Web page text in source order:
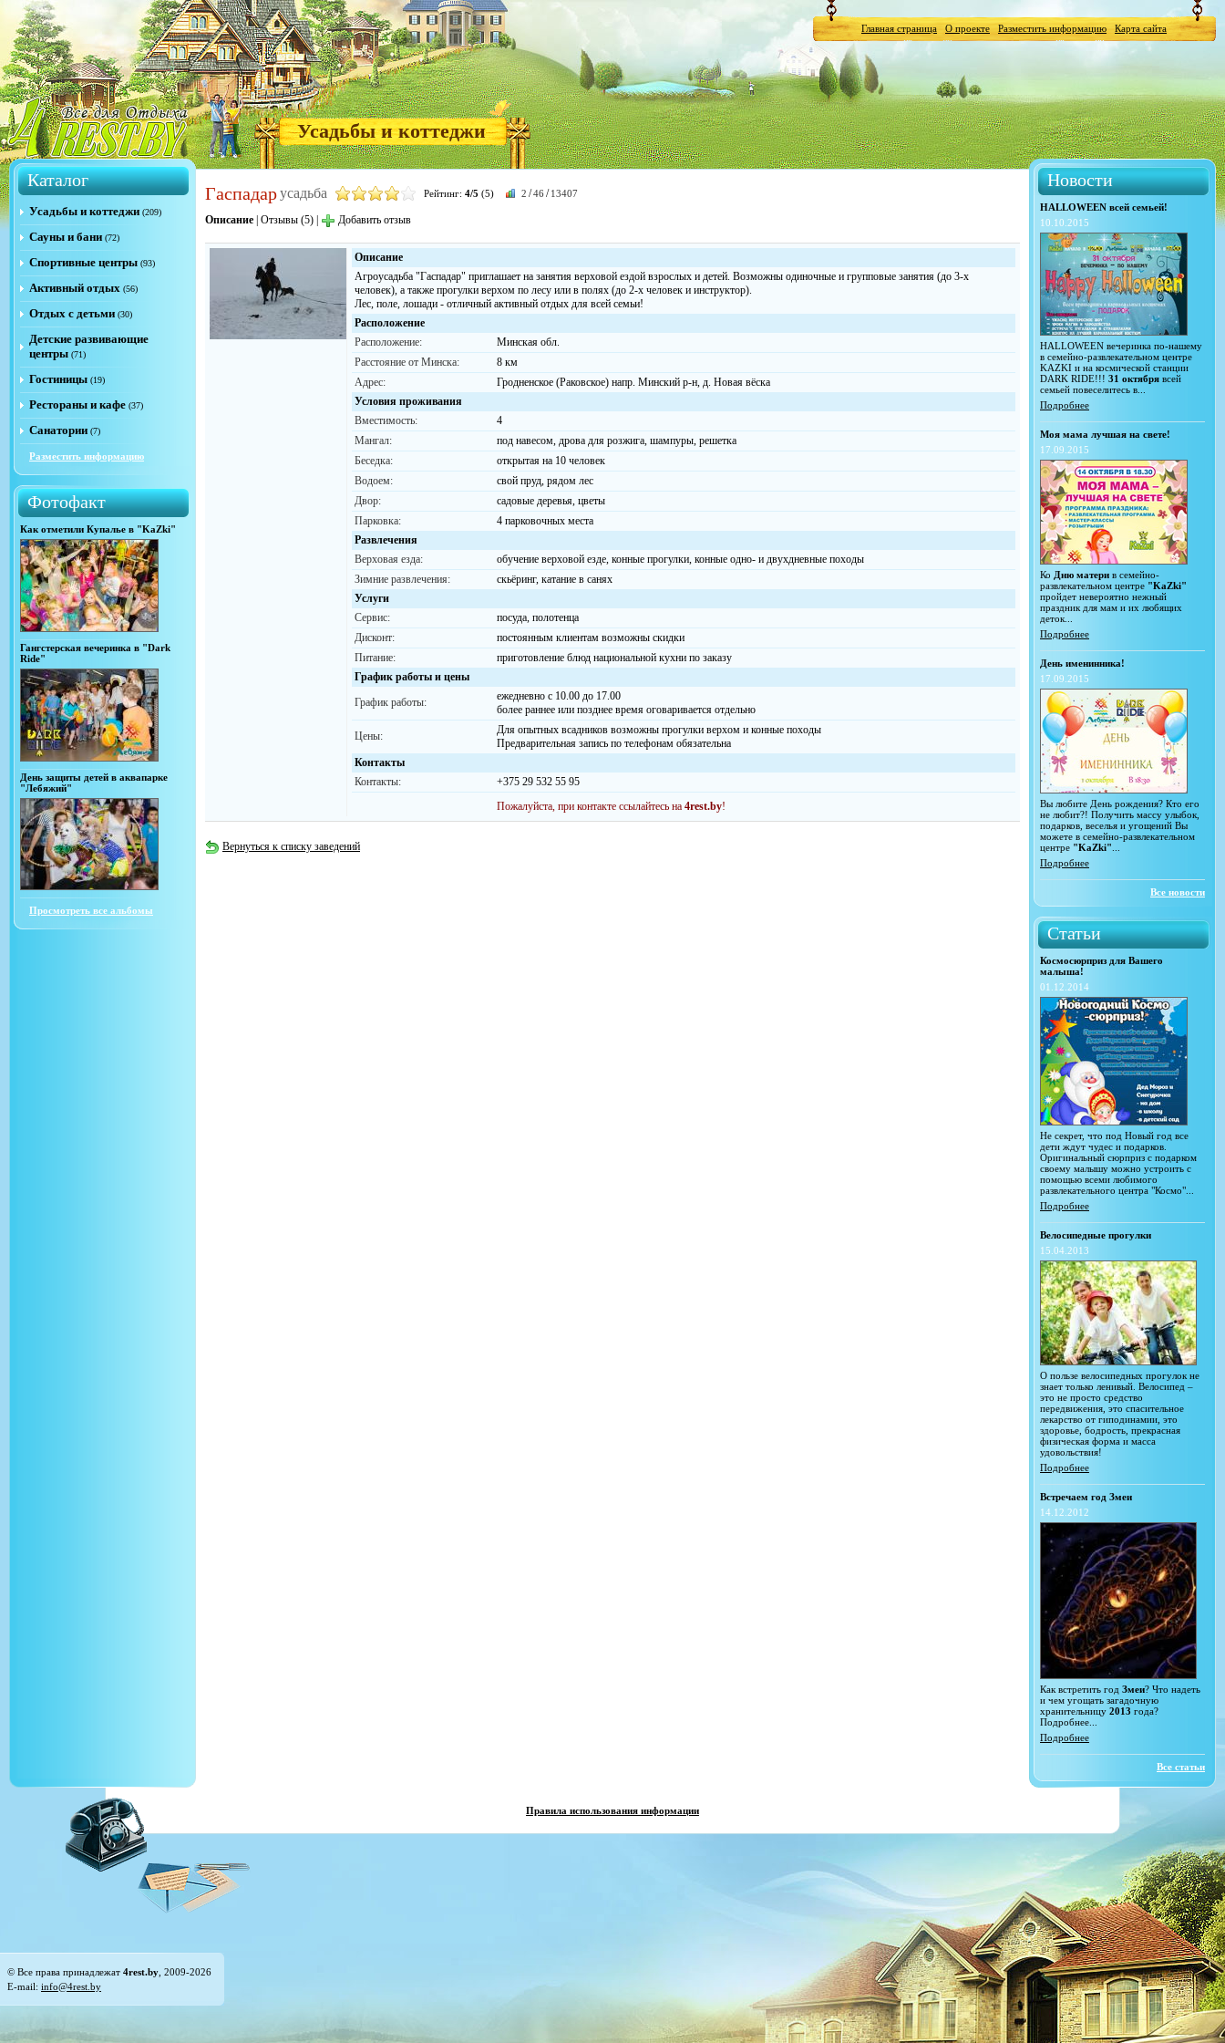
Главная страница О проекте Разместить информацию Карта сайта
Усадьбы и коттеджи
Каталог
Усадьбы и коттеджи (209)
Сауны и бани (72)
Спортивные центры (93)
Активный отдых (56)
Отдых с детьми (30)
Детские развивающие
центры (71)
Гостиницы (19)
Рестораны и кафе (37)
Санатории (7)
Разместить информацию
Фотофакт
Как отметили Купалье в "KaZki"
Гангстерская вечеринка в "Dark
Ride"
День защиты детей в аквапарке
"Лебяжий"
Просмотреть все альбомы
Гаспадарусадьба Рейтинг: 4/5 (5) 2 /46/ 13407
Описание Отзывы (5) Добавить отзыв
Описание
Агроусадьба "Гаспадар" приглашает на занятия верховой ездой взрослых и детей. Возможны одиночные и групповые занятия (до 3-х
человек), а также прогулки верхом по лесу или в полях (до 2-х человек и инструктор).
Лес, поле, лошади - отличный активный отдых для всей семьи!
Расположение
Расположение:
Минская обл.
Расстояние от Минска:
8 км
Адрес:
Гродненское (Раковское) напр. Минский р-н, д. Новая вёска
Условия проживания
Вместимость:
4
Мангал:
под навесом, дрова для розжига, шампуры, решетка
Беседка:
открытая на 10 человек
Водоем:
свой пруд, рядом лес
Двор:
садовые деревья, цветы
Парковка:
4 парковочных места
Развлечения
Верховая езда:
обучение верховой езде, конные прогулки, конные одно- и двухдневные походы
Зимние развлечения:
скьёринг, катание в санях
Услуги
Сервис:
посуда, полотенца
Дисконт:
постоянным клиентам возможны скидки
Питание:
приготовление блюд национальной кухни по заказу
График работы и цены
График работы:
ежедневно с 10.00 до 17.00
более раннее или позднее время оговаривается отдельно
Цены:
Для опытных всадников возможны прогулки верхом и конные походы
Предварительная запись по телефонам обязательна
Контакты
Контакты:
+375 29 532 55 95
Пожалуйста, при контакте ссылайтесь на 4rest.by!
Вернуться к списку заведений
Новости
HALLOWEEN всей семьей!
10.10.2015
HALLOWEEN вечеринка по-нашему
в семейно-развлекательном центре
KAZKI и на космической станции
DARK RIDE!!! 31 октября всей
семьей повеселитесь в...
Подробнее
Моя мама лучшая на свете!
17.09.2015
Ко Дню матери в семейно-
развлекательном центре "KaZki"
пройдет невероятно нежный
праздник для мам и их любящих
деток...
Подробнее
День именинника!
17.09.2015
Вы любите День рождения? Кто его
не любит?! Получить массу улыбок,
подарков, веселья и угощений Вы
можете в семейно-развлекательном
центре "KaZki"
Подробнее
Все новости
Статьи
Космосюрприз для Вашего
малыша!
01.12.2014
Не секрет, что под Новый год все
дети ждут чудес и подарков.
Оригинальный сюрприз с подарком
своему малышу можно устроить с
помощью всеми любимого
развлекательного центра "Космо"...
Подробнее
Велосипедные прогулки
15.04.2013
О пользе велосипедных прогулок не
знает только ленивый. Велосипед –
это не просто средство
передвижения, это спасительное
лекарство от гиподинамии, это
здоровье, бодрость, прекрасная
физическая форма и масса
удовольствия!
Подробнее
Встречаем год Змеи
14.12.2012
Как встретить год Змеи? Что надеть
и чем угощать загадочную
хранительницу 2013 года?
Подробнее...
Подробнее
Все статьи
Правила использования информации
© Все права принадлежат 4rest.by , 2009-2026
E-mail: info@4rest.by